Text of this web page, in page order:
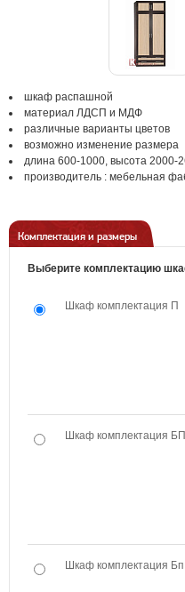
шкаф распашной
материал ЛДСП и МДФ
различные варианты цветов
возможно изменение размера
длина 600-1000, высота 2000-
производитель : мебельная
Комплектация и размеры
Выберите комплектацию
Шкаф комплектация П
Шкаф комплектация БП
Шкаф комплектация Бп